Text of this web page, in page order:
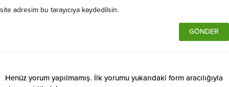
site adresim bu tarayıcıya kaydedilsin.
Henüz yorum yapılmamış. İlk yorumu yukarıdaki form aracılığıyla